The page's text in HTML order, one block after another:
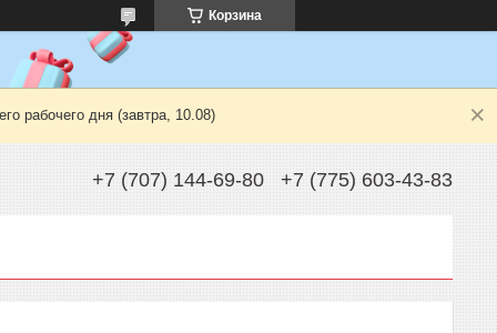
Корзина
рабочего дня (завтра, 10.08)
+7 (707) 144-69-80 +7 (775) 603-43-83